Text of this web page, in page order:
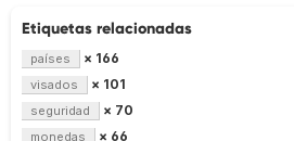
Etiquetas relacionadas
países × 166
visados × 101
seguridad × 70
monedas × 66